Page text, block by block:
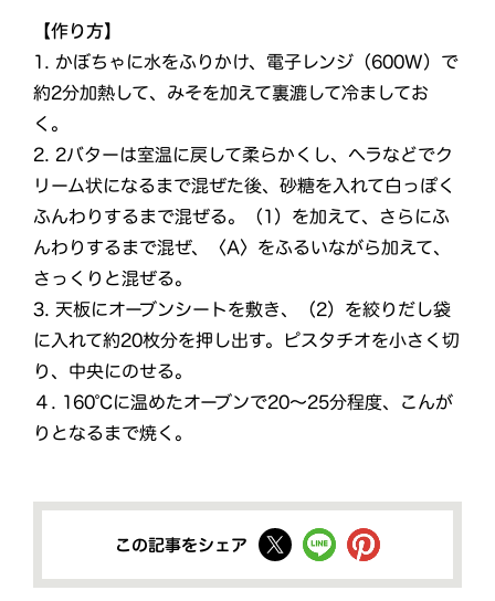
【作り方】
1. かぼちゃに水をふりかけ、電子レンジ（600W）で
約2分加熱して、みそを加えて裏漉して冷ましてお
く。
2. 2バターは室温に戻して柔らかくし、ヘラなどでク
リーム状になるまで混ぜた後、砂糖を入れて白っぽく
ふんわりするまで混ぜる。（1）を加えて、さらにふ
んわりするまで混ぜ、〈A〉をふるいながら加えて、
さっくりと混ぜる。
3. 天板にオーブンシートを敷き、（2）を絞りだし袋
に入れて約20枚分を押し出す。ピスタチオを小さく切
り、中央にのせる。
４. 160℃に温めたオーブンで20～25分程度、こんが
りとなるまで焼く。
この記事をシェア